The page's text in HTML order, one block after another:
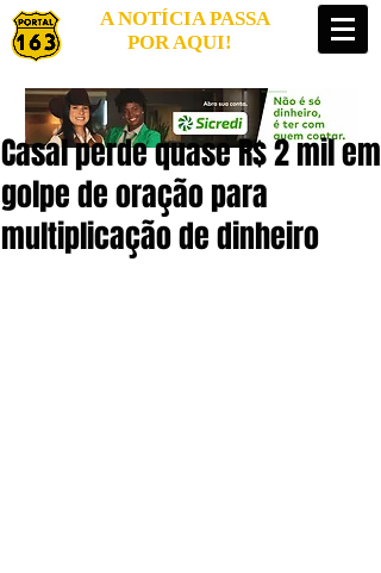
A NOTÍCIA PASSA
POR AQUI!
Casal perde quase R$ 2 mil em
golpe de oração para
multiplicação de dinheiro